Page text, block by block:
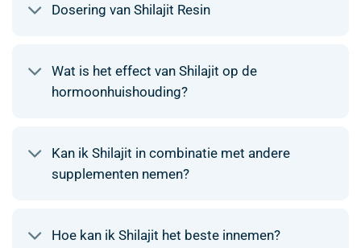
Dosering van Shilajit Resin
Wat is het effect van Shilajit op de
hormoonhuishouding?
Kan ik Shilajit in combinatie met andere
supplementen nemen?
Hoe kan ik Shilajit het beste innemen?